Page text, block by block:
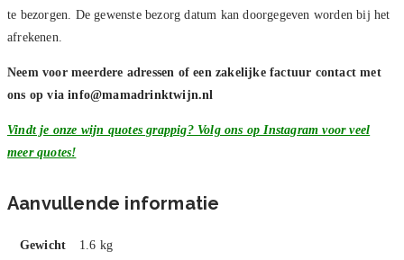
te bezorgen. De gewenste bezorg datum kan doorgegeven worden bij het
afrekenen.
Neem voor meerdere adressen of een zakelijke factuur contact met
ons op viainfo@mamadrinktwijn.nl
Vindt je onze wijn quotes grappig? Volg ons op Instagram voor veel
meer quotes!
Aanvullende informatie
Gewicht
1.6 kg